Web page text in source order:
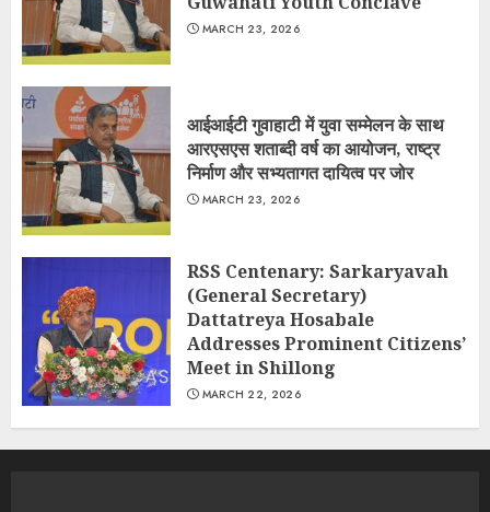
MARCH 23, 2026
आईआईटी गुवाहाटी में युवा सम्मेलन के साथ
आरएसएस शताब्दी वर्ष का आयोजन, राष्ट्र
निर्माण और सभ्यतागत दायित्व पर जोर
MARCH 23, 2026
RSS Centenary: Sarkaryavah
(General Secretary)
Dattatreya Hosabale
Addresses Prominent Citizens’
Meet in Shillong
MARCH 22, 2026